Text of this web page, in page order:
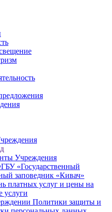
Учреждения
«Государственный
заповедник «Кивач»
платных услуг и цены на
услуги
Политики защиты и